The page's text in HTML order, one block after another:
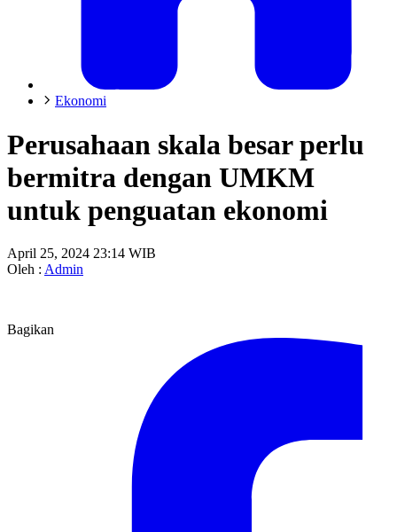
Ekonomi
Perusahaan skala besar perlu
bermitra dengan UMKM
untuk penguatan ekonomi
April 25, 2024 23:14 WIB
Oleh : Admin
Bagikan